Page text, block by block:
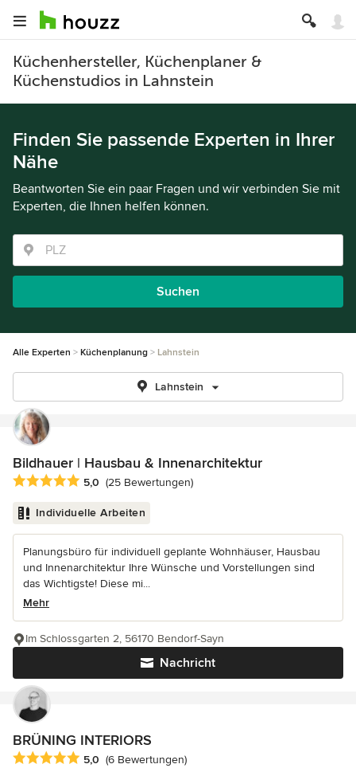
Küchenhersteller, Küchenplaner &
Küchenstudios in Lahnstein
Finden Sie passende Experten in Ihrer
Nähe
Beantworten Sie ein paar Fragen und wir verbinden Sie mit
Experten, die Ihnen helfen können.
Suchen
Alle Experten Küchenplanung Lahnstein
Lahnstein
Bildhauer | Hausbau & Innenarchitektur
Durchschnittliche Bewertung: 5 von 5 Sternen
5,0 (25 Bewertungen)
Individuelle Arbeiten
Planungsbüro für individuell geplante Wohnhäuser, Hausbau
und Innenarchitektur Ihre Wünsche und Vorstellungen sind
das Wichtigste! Diese mi...
Mehr
Nachricht
Im Schlossgarten 2, 56170 Bendorf-Sayn
BRÜNING INTERIORS
Durchschnittliche Bewertung: 5 von 5 Sternen
5,0 (6 Bewertungen)